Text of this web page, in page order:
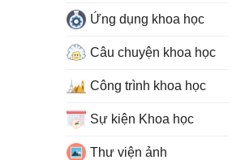
Ứng dụng khoa học
Câu chuyện khoa học
Công trình khoa học
Sự kiện Khoa học
Thư viện ảnh